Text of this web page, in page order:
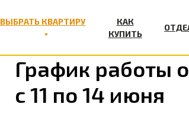
ВЫБРАТЬ КВАРТИРУ
КАК
КУПИТЬ
График работы
с 11 по 14 июня